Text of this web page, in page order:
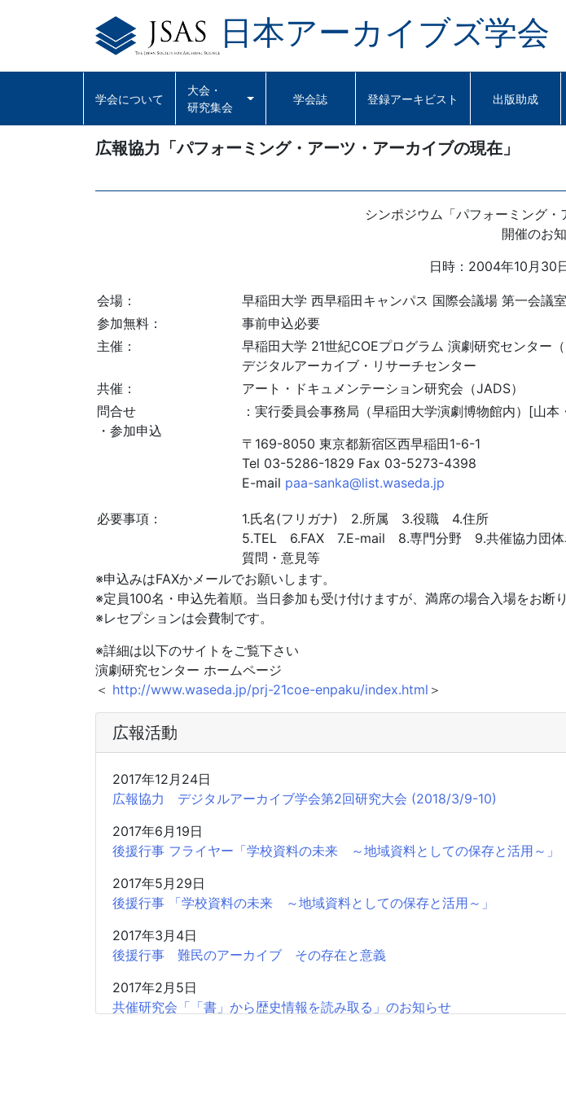
日本アーカイブズ学会
学会について
大会・
研究集会
学会誌 登録アーキビスト 出版助成
広報協力「パフォーミング・アーツ・アーカイブの現在」
シンポジウム「パフォーミング・
開催のお
日時：2004年10月30
会場：
早稲田大学 西早稲田キャンパス 国際会議場 第一会議室
参加無料：
事前申込必要
主催：
早稲田大学 21世紀COEプログラム 演劇研究センター
デジタルアーカイブ・リサーチセンター
共催：
アート・ドキュメンテーション研究会（JADS）
問合せ
・参加申込
：実行委員会事務局（早稲田大学演劇博物館内）[山本
〒169-8050 東京都新宿区西早稲田1-6-1
Tel 03-5286-1829 Fax 03-5273-4398
E-mail paa-sanka@list.waseda.jp
必要事項：
1.氏名(フリガナ) 2.所属 3.役職 4.住所
5.TEL 6.FAX 7.E-mail 8.専門分野 9.共催協力団体
質問・意見等
※申込みはFAXかメールでお願いします。
※定員100名・申込先着順。当日参加も受け付けますが、満席の場合入場をお断
※レセプションは会費制です。
※詳細は以下のサイトをご覧下さい
演劇研究センター ホームページ
＜ http://www.waseda.jp/prj-21coe-enpaku/index.html ＞
広報活動
2017年12月24日
広報協力 デジタルアーカイブ学会第2回研究大会 (2018/3/9-10)
2017年6月19日
後援行事 フライヤー「学校資料の未来 ～地域資料としての保存と活用～」
2017年5月29日
後援行事 「学校資料の未来 ～地域資料としての保存と活用～」
2017年3月4日
後援行事 難民のアーカイブ その存在と意義
2017年2月5日
共催研究会「「書」から歴史情報を読み取る」のお知らせ